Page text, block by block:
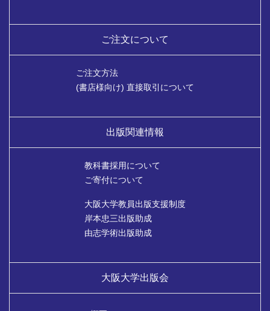
ご注文について
ご注文方法
(書店様向け) 直接取引について
出版関連情報
教科書採用について
ご寄付について
大阪大学教員出版支援制度
岸本忠三出版助成
由志学術出版助成
大阪大学出版会